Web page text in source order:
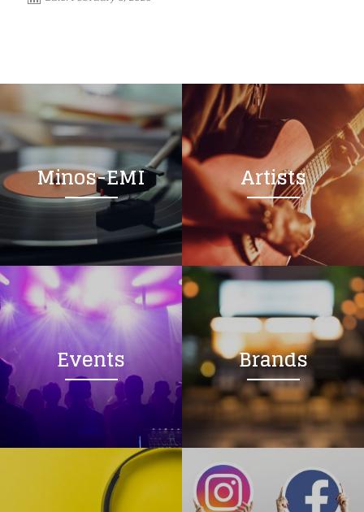
Minos-EMI Artists
Events Brands